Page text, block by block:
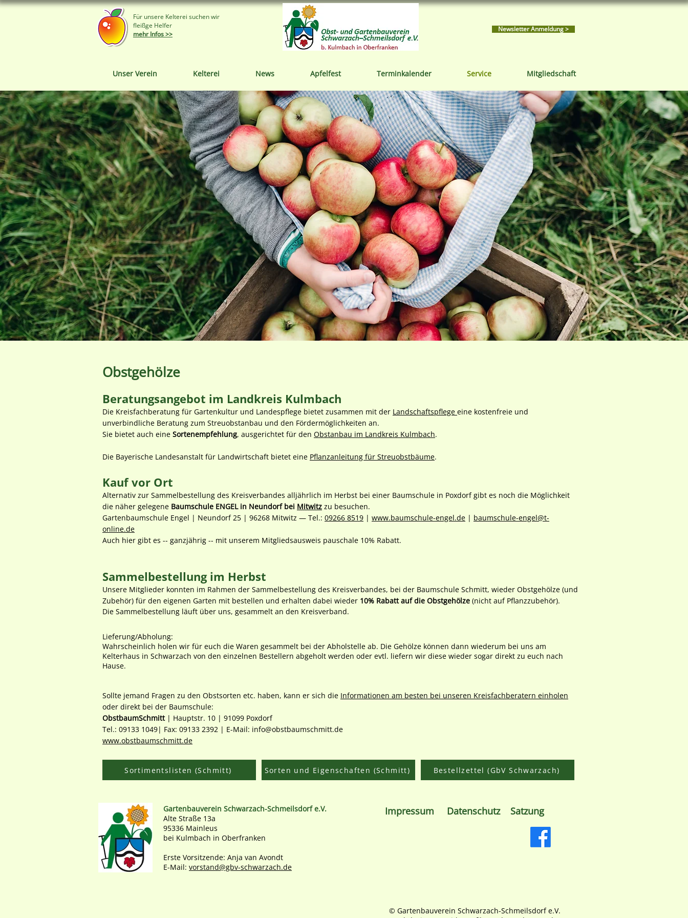
Newsletter Anmeldung >
Unser Verein Kelterei News Apfelfest Terminkalender Service Mitgliedschaft
Für unsere Kelterei suchen wir
fleißge Helfer
mehr Infos >>
Obstgehölze
Beratungsangebot im Landkreis Kulmbach
Die Kreisfachberatung für Gartenkultur und Landespflege bietet zusammen mit der Landschaftspflege eine kostenfreie und
unverbindliche Beratung zum Streuobstanbau und den Fördermöglichkeiten an.
Sie bietet auch eine Sortenempfehlung, ausgerichtet für den Obstanbau im Landkreis Kulmbach.
Die Bayerische Landesanstalt für Landwirtschaft bietet eine Pflanzanleitung für Streuobstbäume.
Kauf vor Ort
Alternativ zur Sammelbestellung des Kreisverbandes alljährlich im Herbst bei einer Baumschule in Poxdorf gibt es noch die Möglichkeit
die näher gelegene Baumschule ENGEL in Neundorf bei Mitwitz zu besuchen.
Gartenbaumschule Engel | Neundorf 25 | 96268 Mitwitz ― Tel.: 09266 8519 | www.baumschule-engel.de | baumschule-engel@t-
online.de
Auch hier gibt es -- ganzjährig -- mit unserem Mitgliedsausweis pauschale 10% Rabatt.
​Sammelbestellung im Herbst
Unsere Mitglieder konnten im Rahmen der Sammelbestellung des Kreisverbandes, bei der Baumschule Schmitt, wieder Obstgehölze (und
Zubehör) für den eigenen Garten mit bestellen und erhalten dabei wieder 10% Rabatt auf die Obstgehölze (nicht auf Pflanzzubehör).
Die Sammelbestellung läuft über uns, gesammelt an den Kreisverband.
Lieferung/Abholung:​
Wahrscheinlich holen wir für euch die Waren gesammelt bei der Abholstelle ab. Die Gehölze können dann wiederum bei uns am
Kelterhaus in Schwarzach von den einzelnen Bestellern abgeholt werden oder evtl. liefern wir diese wieder sogar direkt zu euch nach
Hause.
Sollte jemand Fragen zu den Obstsorten etc. haben, kann er sich die Informationen am besten bei unseren Kreisfachberatern einholen
oder direkt bei der Baumschule:
ObstbaumSchmitt| Hauptstr. 10 | 91099 Poxdorf
Tel.: 09133 1049| Fax: 09133 2392 | E-Mail: info@obstbaumschmitt.de
www.obstbaumschmitt.de
Sortimentslisten (Schmitt) Sorten und Eigenschaften (Schmitt) Bestellzettel (GbV Schwarzach)
Gartenbauverein Schwarzach-Schmeilsdorf e.V.
Alte Straße 13a
95336 Mainleus
bei Kulmbach in Oberfranken
Erste Vorsitzende: Anja van Avondt
E-Mail: vorstand@gbv-schwarzach.de
Impressum Datenschutz Satzung
© Gartenbauverein Schwarzach-Schmeilsdorf e.V.